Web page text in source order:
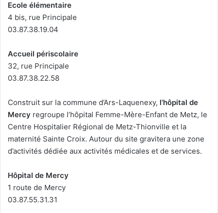
Ecole élémentaire
4 bis, rue Principale
03.87.38.19.04
Accueil périscolaire
32, rue Principale
03.87.38.22.58
Construit sur la commune d’Ars-Laquenexy, l’hôpital de
Mercy regroupe l’hôpital Femme-Mère-Enfant de Metz, le
Centre Hospitalier Régional de Metz-Thionville et la
maternité Sainte Croix. Autour du site gravitera une zone
d’activités dédiée aux activités médicales et de services.
Hôpital de Mercy
1 route de Mercy
03.87.55.31.31